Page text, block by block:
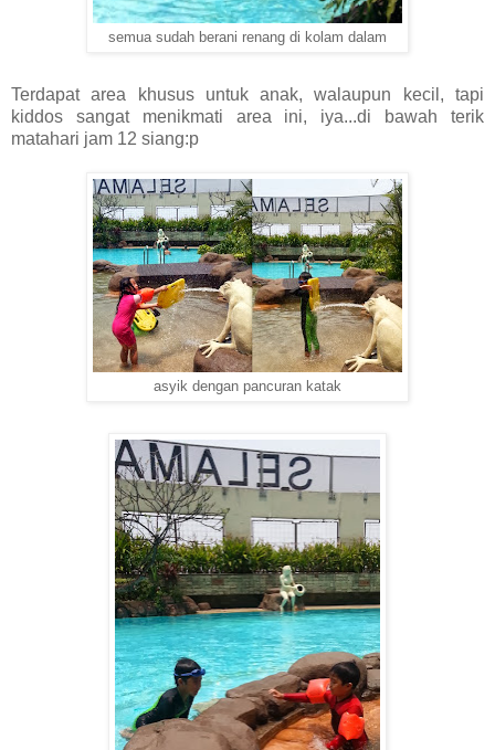
semua sudah berani renang di kolam dalam
Terdapat area khusus untuk anak, walaupun kecil, tapi
kiddos sangat menikmati area ini, iya...di bawah terik
matahari jam 12 siang:p
asyik dengan pancuran katak